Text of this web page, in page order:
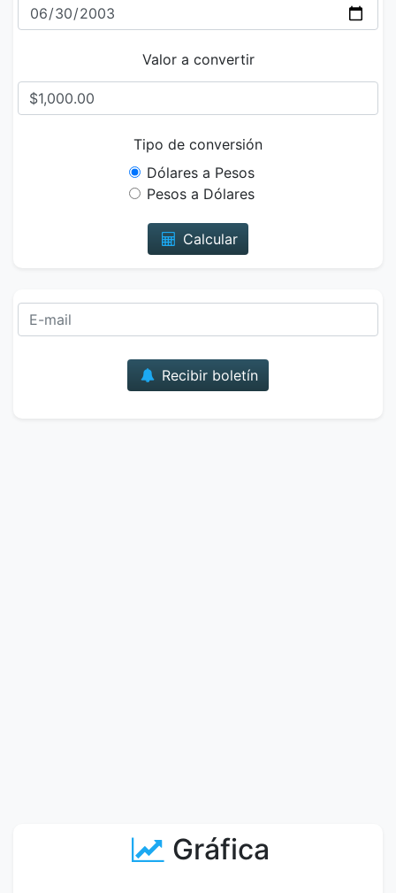
Valor a convertir
Tipo de conversión
Dólares a Pesos
Pesos a Dólares
Calcular
Recibir boletín
Gráfica